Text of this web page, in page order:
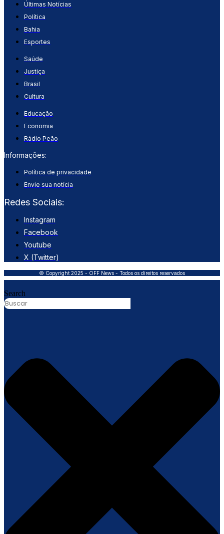
Últimas Notícias
Política
Bahia
Esportes
Saúde
Justiça
Brasil
Cultura
Educação
Economia
Rádio Peão
Informações:
Política de privacidade
Envie sua notícia
Redes Sociais:
Instagram
Facebook
Youtube
X (Twitter)
© Copyright 2025 - OFF News - Todos os direitos reservados
Search